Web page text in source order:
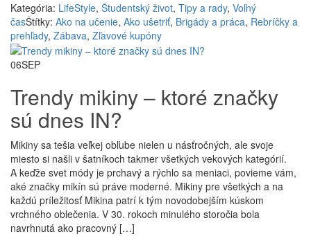
Kategória: LifeStyle, Študentský život, Tipy a rady, Voľný
časŠtítky: Ako na učenie, Ako ušetriť, Brigády a práca, Rebríčky a
prehľady, Zábava, Zľavové kupóny
06SEP
Trendy mikiny – ktoré značky
sú dnes IN?
Mikiny sa tešia veľkej obľube nielen u násťročných, ale svoje
miesto si našli v šatníkoch takmer všetkých vekových kategórií.
A keďže svet módy je prchavý a rýchlo sa meniaci, povieme vám,
aké značky mikín sú práve moderné. Mikiny pre všetkých a na
každú príležitosť Mikina patrí k tým novodobejším kúskom
vrchného oblečenia. V 30. rokoch minulého storočia bola
navrhnutá ako pracovný […]